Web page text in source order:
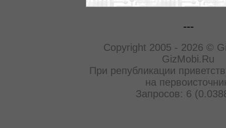
---
Copyright 2005 - 2026 ©
GizMobi.Ru
При републикации
на
Запросов: 6